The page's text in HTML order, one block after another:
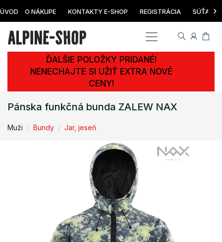
ÚVOD O NÁKUPE KONTAKTY E-SHOP REGISTRÁCIA SÚŤAŽ ›
ĎALŠIE POLOŽKY PRIDANÉ!
NENECHAJTE SI UŽIŤ EXTRA NOVÉ
CENY!
Pánska funkčná bunda ZALEW NAX
Muži Bundy Jar, jeseň